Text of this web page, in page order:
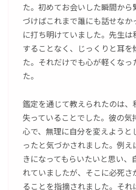
た。初めてお会いした瞬間か
づけばこれまで誰にも話せな
に打ち明けていました。先生
することなく、じっくりと耳を
た。それだけでも心が軽くなっ
た。
鑑定を通じて教えられたのは、
失っていることでした。彼の気
心で、無理に自分を変えようと
ったと気づかされました。例
きになってもらいたいと思い、
れていましたが、そこに必死さ
ることを指摘されました。それ